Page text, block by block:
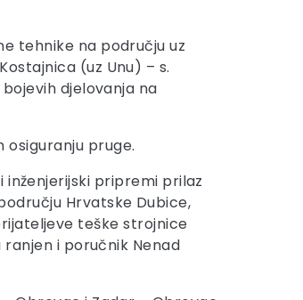
tehnike na području uz
(uz Unu) – s.
djelovanja na
osiguranju pruge.
inženjerijski pripremi prilaz
Hrvatske Dubice,
teške strojnice
i poručnik Nenad